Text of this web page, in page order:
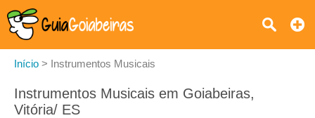
Início > Instrumentos Musicais
Instrumentos Musicais em Goiabeiras,
Vitória/ ES